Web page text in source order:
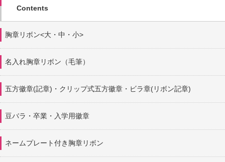
Contents
胸章リボン<大・中・小>
名入れ胸章リボン（毛筆）
五方徽章(記章)・ クリップ式五方徽章・ビラ章(リボン記章)
豆バラ・卒業・入学用徽章
ネームプレート付き胸章リボン